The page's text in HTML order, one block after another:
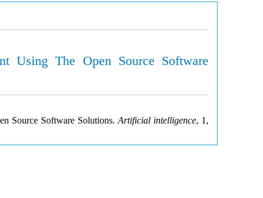
Using The Open Source Software
Source Software Solutions.Artificial intelligence, 1,